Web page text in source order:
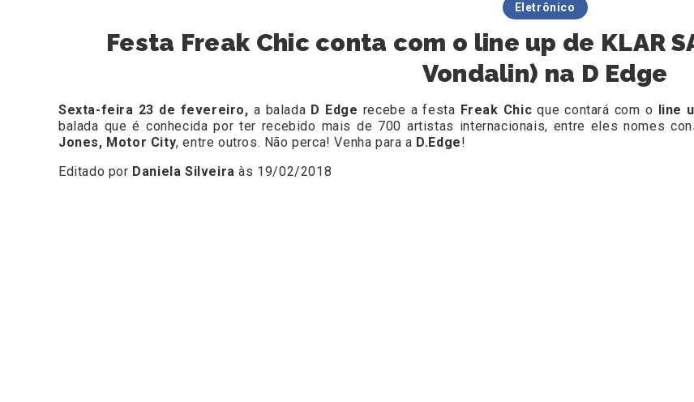
Eletrônico
Festa Freak Chic conta com o line up de KLAR
Vondalin) na D Edge
Sexta-feira 23 de fevereiro, a balada D Edge recebe a festa Freak Chicque contará com o line
balada que é conhecida por ter recebido mais de 700 artistas internacionais, entre eles nomes
Jones, Motor City, entre outros. Não perca! Venha para a D.Edge!
Editado por Daniela Silveira às 19/02/2018